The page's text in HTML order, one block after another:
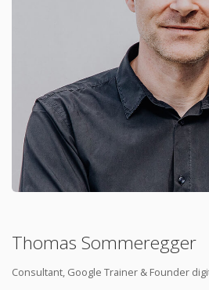
Thomas Sommeregger
Consultant, Google Trainer & Founder